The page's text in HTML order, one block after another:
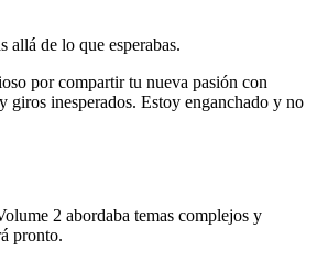
allá de lo que esperabas.
por compartir tu nueva pasión con
giros inesperados. Estoy enganchado y no
2 abordaba temas complejos y
pronto.